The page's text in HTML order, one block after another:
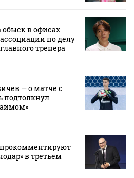
в офисах
по делу
тренера
— о матче с
подтолкнул
в третьем